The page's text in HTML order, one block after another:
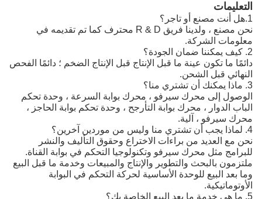
التعليمات
1.هل أنت مصنع أو تاجر؟
نحن مصنع ، ولدينا فريق R & D محترف كما تم تقديمه في
معلومات الشركة.
2. كيف يمكننا ضمان الجودة؟
دائمًا ما تكون عينة ما قبل الإنتاج قبل الإنتاج الضخم ؛ دائمًا الفحص
النهائي قبل الشحن.
3. ماذا يمكنك أن تشتري منا؟
الوصول إلى محرك سيرفو ، محرك بوابة السرعة ، وحدة تحكم
الباب الدوار ، محرك بوابة التأرجح ، وحدة تحكم بوابة الحاجز ،
محرك سيرفو ، آلية.
4. لماذا يجب أن تشتري منا وليس من موردين آخرين؟
نحن مع العديد من براءات الاختراع وحقوق التأليف والنشر
للبرامج مثل محرك سيرفو وتكنولوجيا التحكم في بوابة القناة.
ملتزمون بالبحث والتطوير والإنتاج والمبيعات وخدمة ما قبل البيع
وما بعد البيع للوحدة الأساسية لحركة التحكم في البوابة
الأوتوماتيكية.
5. ما هي خدمة ما بعد البيع الخاصة بك؟